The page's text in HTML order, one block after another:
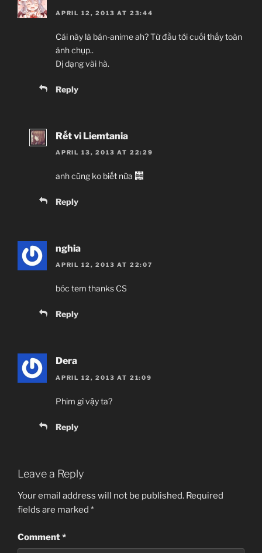
APRIL 12, 2013 AT 23:44
Cái này là bán-anime ah? Từ đầu tới cuối thấy toàn
ảnh chụp..
Dị dạng vãi hà.
Reply
Rết vi Liemtania
APRIL 13, 2013 AT 22:29
anh cũng ko biết nữa
Reply
nghia
APRIL 12, 2013 AT 22:07
bóc tem thanks CS
Reply
Dera
APRIL 12, 2013 AT 21:09
Phim gì vậy ta?
Reply
Leave a Reply
Your email address will not be published. Required
fields are marked *
Comment*